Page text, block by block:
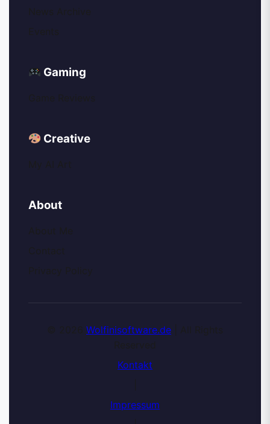
Gaming
Creative
About
Wolfinisoftware.de
Kontakt
Impressum